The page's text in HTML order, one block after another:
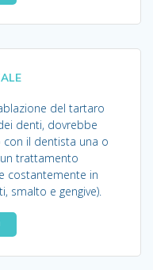
del tartaro
denti, dovrebbe
il dentista una o
trattamento
costantemente in
smalto e gengive).